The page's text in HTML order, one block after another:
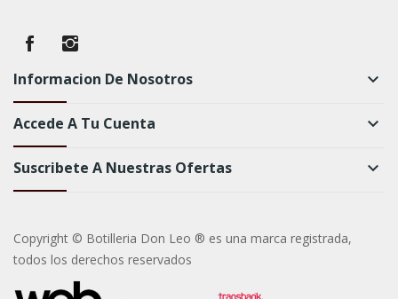
Informacion De Nosotros keyboard_arrow_down
Accede A Tu Cuenta keyboard_arrow_down
Suscribete A Nuestras Ofertas keyboard_arrow_down
Copyright © Botilleria Don Leo ® es una marca registrada,
todos los derechos reservados